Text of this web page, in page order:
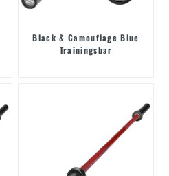
Black & Camouflage Blue
Trainingsbar